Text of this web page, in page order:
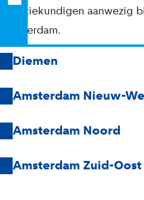
lactatiekundigen aanwezig
Amsterdam.
Diemen
Amsterdam Nieuw-
Amsterdam Noord
Amsterdam Zuid-Oost